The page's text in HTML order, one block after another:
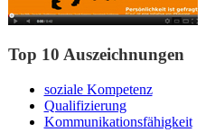
Top 10 Auszeichnungen
soziale Kompetenz
Qualifizierung
Kommunikationsfähigkeit